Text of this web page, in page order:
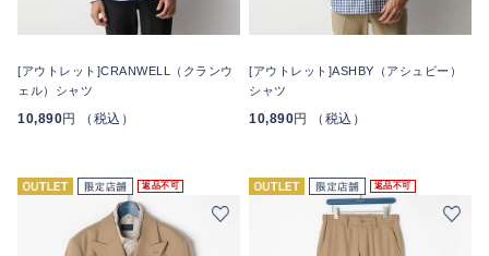
[アウトレット]CRANWELL（クランウ
ェル）シャツ
10,890円 （税込）
[アウトレット]ASHBY（アシュビー）
シャツ
10,890円 （税込）
返品不可 返品不可